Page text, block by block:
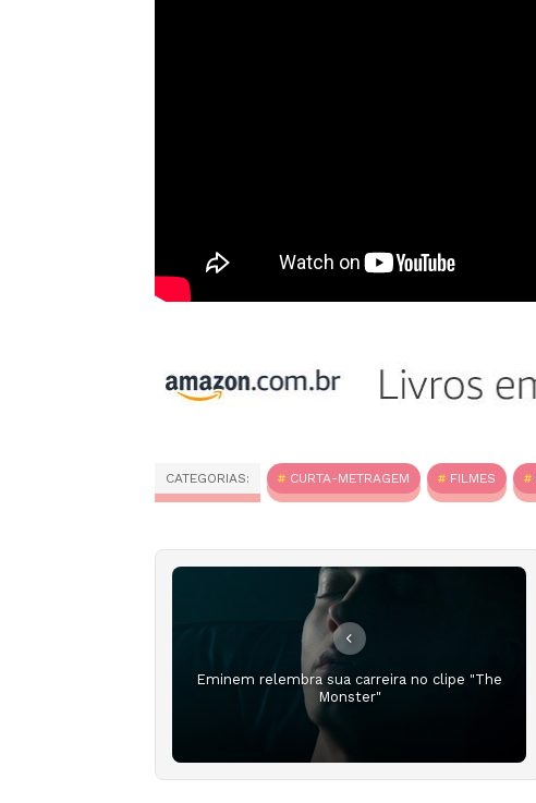
CATEGORIAS: CURTA-METRAGEM FILMES
Eminem relembra sua carreira no clipe "The
Monster"